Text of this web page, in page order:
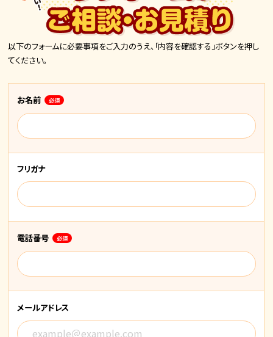
以下のフォームに必要事項をご入力のうえ、「内容を確認する」ボタンを押し
てください。
お名前 必須
フリガナ
電話番号 必須
メールアドレス